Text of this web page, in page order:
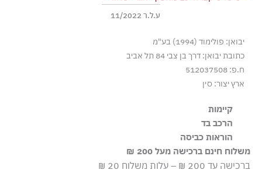
ע.ל.ר 11/2022
יבואן: פולימוד (1994) בע"מ
כתובת יבואן: דרך בן צבי 84 תל אביב
ח.פ: 512037508
ארץ יצור: סין
קיימות
חקלאיות התומכות במגוון ביולוגי ובמערכות אקולוגיות בריאות.
הרכב בד
93%Cotton 7%Elastane-Spandex, Rib 97%Cotton
3%Elastane-Spandex, Embroidery Yarn 100%Polyester
הוראות כביסה
שטיפה ידנית
ללא חומרי הלבנה, ללא השריה
משלוח חינם ברכישה מעל 200 ₪
ברכישה עד 200 ₪ – עלות משלוח 20 ₪